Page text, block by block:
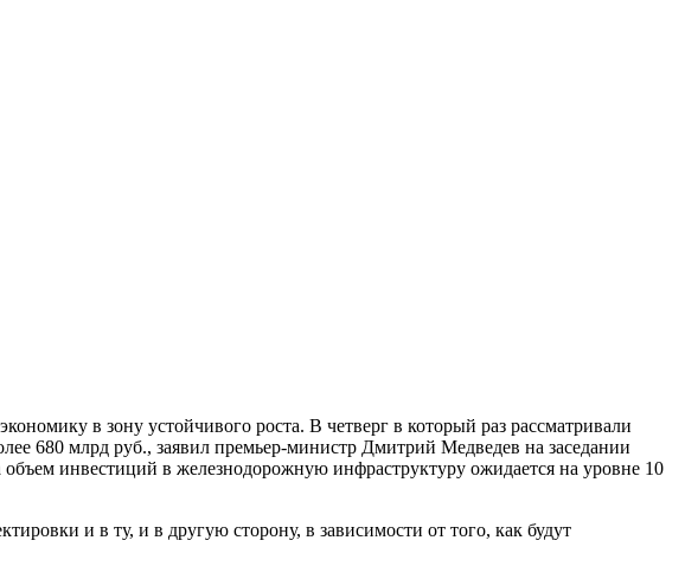
в зону устойчивого роста. В четверг в который раз рассматривали
680 млрд руб., заявил премьер-министр Дмитрий Медведев на заседании
инвестиций в железнодорожную инфраструктуру ожидается на уровне 10
и в ту, и в другую сторону, в зависимости от того, как будут